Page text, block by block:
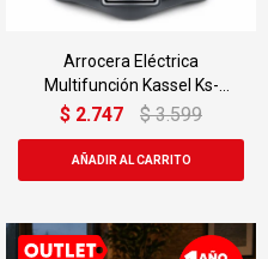
Arrocera Eléctrica
Multifunción Kassel Ks-
multi10 2.2l
$ 2.747 $ 3.599